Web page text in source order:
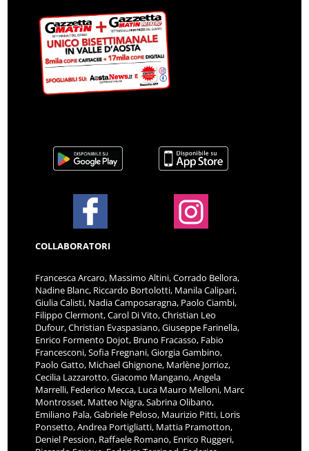
COLLABORATORI
Francesca Arcaro, Massimo Altini, Corrado Bellora,
Nadine Blanc, Riccardo Bortolotti, Manila Calipari,
Giulia Calisti, Nadia Camposaragna, Paolo Ciambi,
Filippo Clermont, Carol Di Vito, Christian Leo
Dufour, Christian Evaspasiano, Giuseppe Farinella,
Enrico Formento Dojot, Bruno Fracasso, Fabio
Francesconi, Sofia Fregnani, Giorgia Gambino,
Paolo Gatto, Michael Ghignone, Marlène Jorrioz,
Cecilia Lazzarotto, Giacomo Mangano, Angela
Marrelli, Federico Mecca, Luca Mauro Melloni, Marc
Montrosset, Matteo Nigra, Sabrina Olibano,
Emiliano Pala, Gabriele Peloso, Maurizio Pitti, Loris
Ponsetto, Andrea Portigliatti, Mattia Pramotton,
Deniel Pession, Raffaele Romano, Enrico Ruggeri,